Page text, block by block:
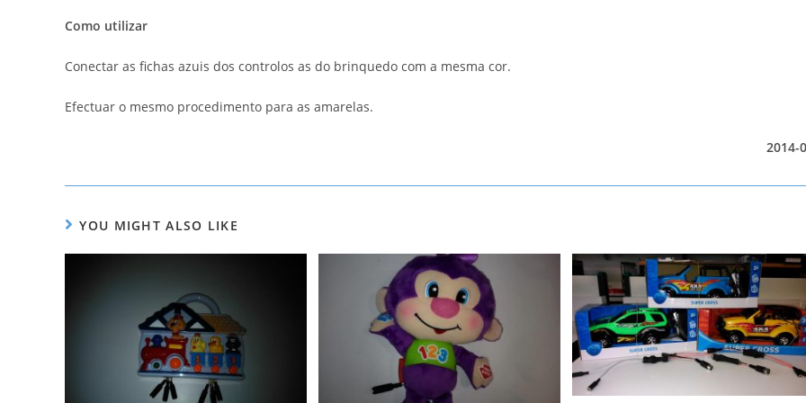
Como utilizar
Conectar as fichas azuis dos controlos as do brinquedo com a mesma cor.
Efectuar o mesmo procedimento para as amarelas.
2014-
YOU MIGHT ALSO LIKE